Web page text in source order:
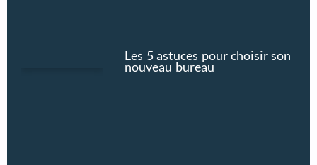
Les 5 astuces pour choisir son
nouveau bureau